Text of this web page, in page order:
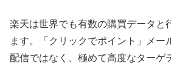
楽天は世界でも有数の購買データと
ます。「クリックでポイント」メー
配信ではなく、極めて高度なターゲ